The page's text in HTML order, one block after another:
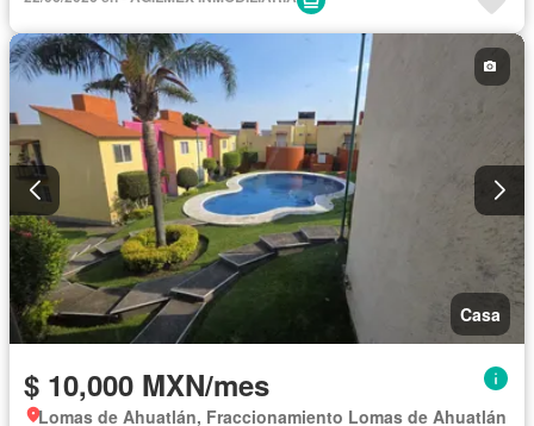
Casa
$ 10,000 MXN/mes
Lomas de Ahuatlán, Fraccionamiento Lomas de Ahuatlán